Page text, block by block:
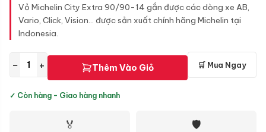
Vỏ Michelin City Extra 90/90-14 gắn được các dòng xe AB,
Vario, Click, Vision... được sản xuất chính hãng Michelin tại
Indonesia.
− + Thêm Vào Giỏ 🛒 Mua Ngay
✓ Còn hàng - Giao hàng nhanh
🏅 🛡